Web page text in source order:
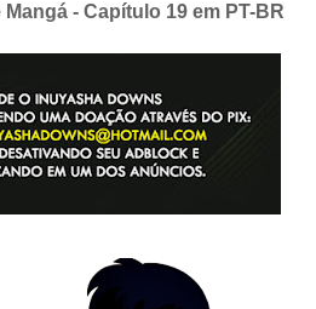
- Capítulo 19 em PT-BR